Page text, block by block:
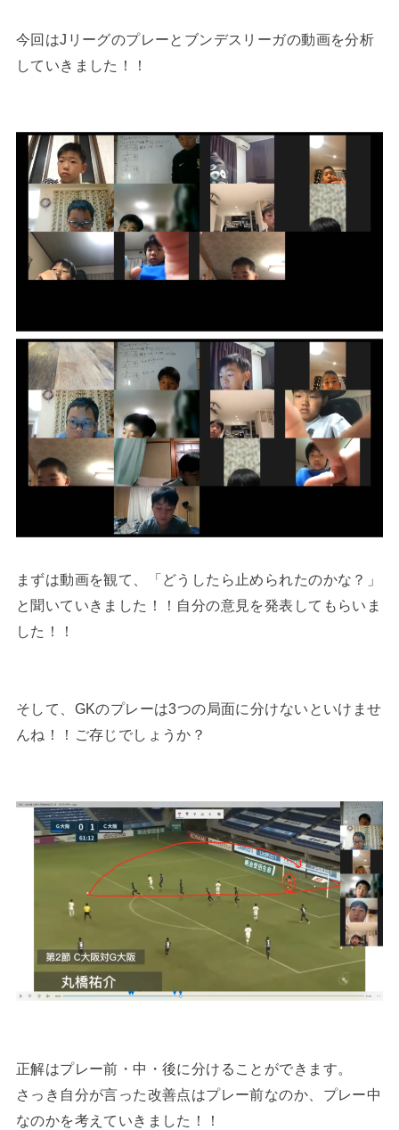
今回はJリーグのプレーとブンデスリーガの動画を分析
していきました！！
まずは動画を観て、「どうしたら止められたのかな？」
と聞いていきました！！自分の意見を発表してもらいま
した！！
そして、GKのプレーは3つの局面に分けないといけませ
んね！！ご存じでしょうか？
正解はプレー前・中・後に分けることができます。
さっき自分が言った改善点はプレー前なのか、プレー中
なのかを考えていきました！！